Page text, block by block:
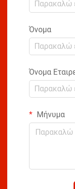
Όνομα
Όνομα
Μήνυμα